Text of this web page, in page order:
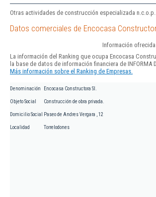
Otras actividades de construcción especializada
Datos comerciales de Encocasa
Información
La información del Ranking que ocupa Encocasa
la base de datos de información financiera de INFORMA
Más información sobre el Ranking de Empresas.
Denominación Encocasa Constructora Sl.
Objeto Social Construcción de obra privada.
Domicilio Social Paseo de Andres Vergara , 12
Localidad Torrelodones